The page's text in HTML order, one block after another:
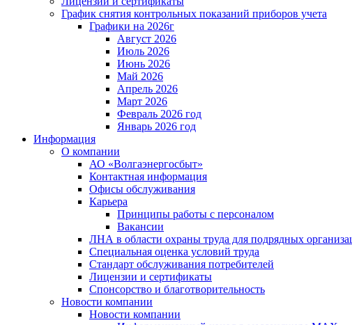
График снятия контрольных показаний приборов учета
Графики на 2026г
Август 2026
Июль 2026
Июнь 2026
Май 2026
Апрель 2026
Март 2026
Февраль 2026 год
Январь 2026 год
Информация
О компании
АО «Волгаэнергосбыт»
Контактная информация
Офисы обслуживания
Карьера
Принципы работы с персоналом
Вакансии
ЛНА в области охраны труда для подрядных
Специальная оценка условий труда
Стандарт обслуживания потребителей
Лицензии и сертификаты
Спонсорство и благотворительность
Новости компании
Новости компании